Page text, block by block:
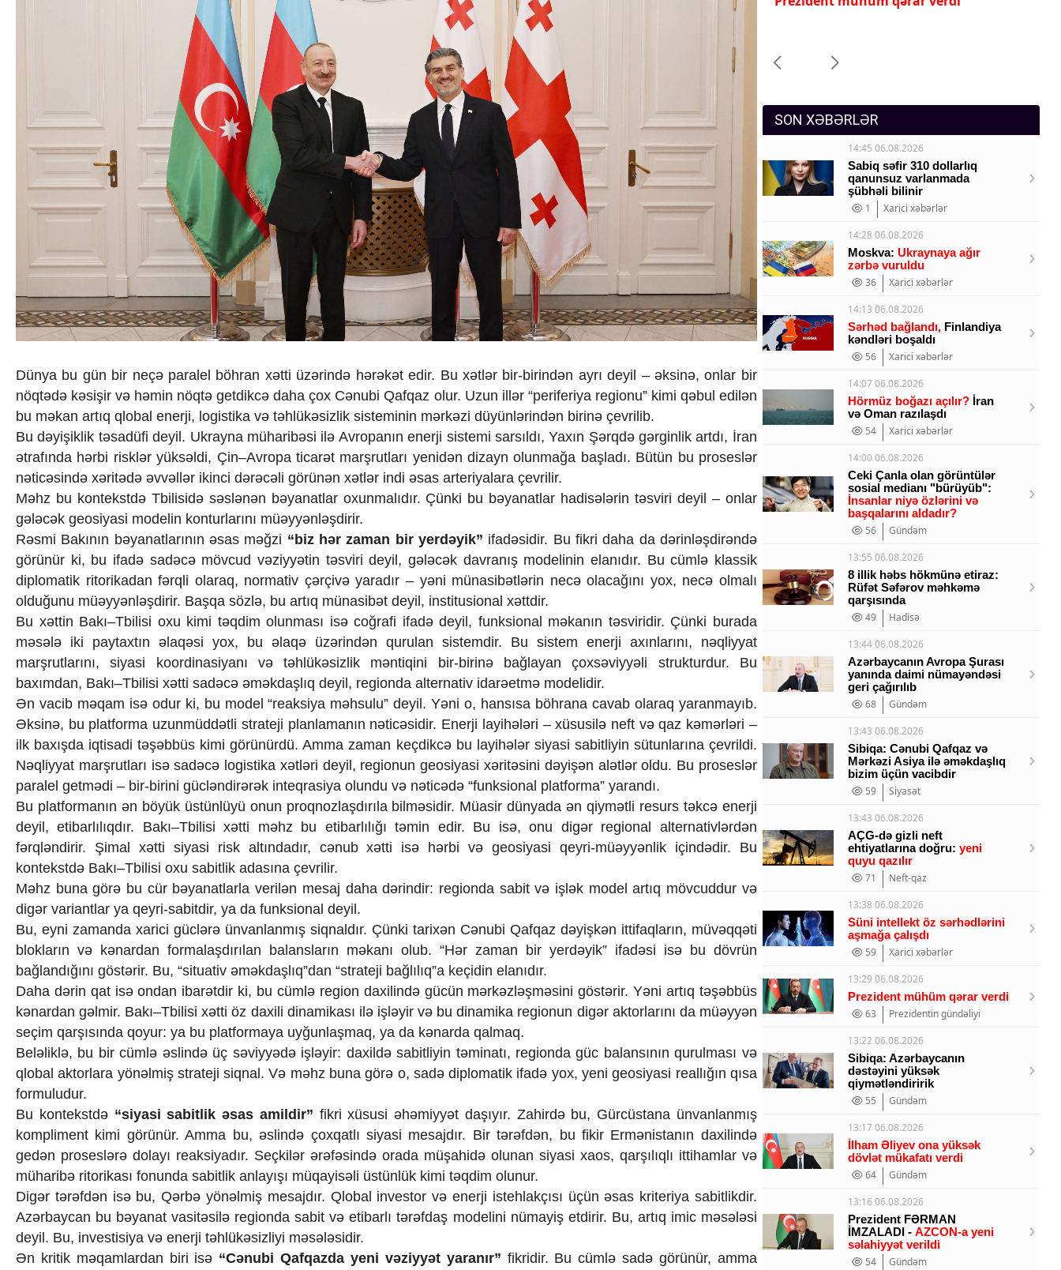
Sosium
Video
İnfoqrafika
Podcast
Humanitar
Elm və təhsil
Mədəniyyət
Yüksəliş hekayəsi
Mədəniyyətimizin Zəfəri
Səhiyyə
Ailə və uşaq
Turizm
İqtisadi xəbərlər
Energetika
Neft-qaz
Əmək və sosial siyasət
Kənd təsərrüfatı
Hərbi sənaye
Telekommunikasiya və nəqliyyat
COP29
Cəmiyyət
Crossmedia.az - 1 yaş
Siyasət
Məhkəmə və hüquq
Ekologiya
Zəfər - 5
Gənclər və İdman
Media və QHT
Sağlamlıq
Sosium
Mənəvi dəyərlər
Texnologiya
Mətbuat-150
Əlaqə
Missiyamız
Dünya bu gün bir neçə paralel böhran xətti üzərində hərəkət edir. Bu xətlər bir-birindən ayrı deyil – əksinə, onlar bir
nöqtədə kəsişir və həmin nöqtə getdikcə daha çox Cənubi Qafqaz olur. Uzun illər “periferiya regionu” kimi qəbul edilən
bu məkan artıq qlobal enerji, logistika və təhlükəsizlik sisteminin mərkəzi düyünlərindən birinə çevrilib.
Bu dəyişiklik təsadüfi deyil. Ukrayna müharibəsi ilə Avropanın enerji sistemi sarsıldı, Yaxın Şərqdə gərginlik artdı, İran
ətrafında hərbi risklər yüksəldi, Çin–Avropa ticarət marşrutları yenidən dizayn olunmağa başladı. Bütün bu proseslər
nəticəsində xəritədə əvvəllər ikinci dərəcəli görünən xətlər indi əsas arteriyalara çevrilir.
Məhz bu kontekstdə Tbilisidə səslənən bəyanatlar oxunmalıdır. Çünki bu bəyanatlar hadisələrin təsviri deyil – onlar
gələcək geosiyasi modelin konturlarını müəyyənləşdirir.
Rəsmi Bakının bəyanatlarının əsas məğzi “biz hər zaman bir yerdəyik” ifadəsidir. Bu fikri daha da dərinləşdirəndə
görünür ki, bu ifadə sadəcə mövcud vəziyyətin təsviri deyil, gələcək davranış modelinin elanıdır. Bu cümlə klassik
diplomatik ritorikadan fərqli olaraq, normativ çərçivə yaradır – yəni münasibətlərin necə olacağını yox, necə olmalı
olduğunu müəyyənləşdirir. Başqa sözlə, bu artıq münasibət deyil, institusional xəttdir.
Bu xəttin Bakı–Tbilisi oxu kimi təqdim olunması isə coğrafi ifadə deyil, funksional məkanın təsviridir. Çünki burada
məsələ iki paytaxtın əlaqəsi yox, bu əlaqə üzərindən qurulan sistemdir. Bu sistem enerji axınlarını, nəqliyyat
marşrutlarını, siyasi koordinasiyanı və təhlükəsizlik məntiqini bir-birinə bağlayan çoxsəviyyəli strukturdur. Bu
baxımdan, Bakı–Tbilisi xətti sadəcə əməkdaşlıq deyil, regionda alternativ idarəetmə modelidir.
Ən vacib məqam isə odur ki, bu model “reaksiya məhsulu” deyil. Yəni o, hansısa böhrana cavab olaraq yaranmayıb.
Əksinə, bu platforma uzunmüddətli strateji planlamanın nəticəsidir. Enerji layihələri – xüsusilə neft və qaz kəmərləri –
ilk baxışda iqtisadi təşəbbüs kimi görünürdü. Amma zaman keçdikcə bu layihələr siyasi sabitliyin sütunlarına çevrildi.
Nəqliyyat marşrutları isə sadəcə logistika xətləri deyil, regionun geosiyasi xəritəsini dəyişən alətlər oldu. Bu proseslər
paralel getmədi – bir-birini gücləndirərək inteqrasiya olundu və nəticədə “funksional platforma” yarandı.
Bu platformanın ən böyük üstünlüyü onun proqnozlaşdırıla bilməsidir. Müasir dünyada ən qiymətli resurs təkcə enerji
deyil, etibarlılıqdır. Bakı–Tbilisi xətti məhz bu etibarlılığı təmin edir. Bu isə, onu digər regional alternativlərdən
fərqləndirir. Şimal xətti siyasi risk altındadır, cənub xətti isə hərbi və geosiyasi qeyri-müəyyənlik içindədir. Bu
kontekstdə Bakı–Tbilisi oxu sabitlik adasına çevrilir.
Məhz buna görə bu cür bəyanatlarla verilən mesaj daha dərindir: regionda sabit və işlək model artıq mövcuddur və
digər variantlar ya qeyri-sabitdir, ya da funksional deyil.
Bu, eyni zamanda xarici güclərə ünvanlanmış siqnaldır. Çünki tarixən Cənubi Qafqaz dəyişkən ittifaqların, müvəqqəti
blokların və kənardan formalaşdırılan balansların məkanı olub. “Hər zaman bir yerdəyik” ifadəsi isə bu dövrün
bağlandığını göstərir. Bu, “situativ əməkdaşlıq”dan “strateji bağlılıq”a keçidin elanıdır.
Daha dərin qat isə ondan ibarətdir ki, bu cümlə region daxilində gücün mərkəzləşməsini göstərir. Yəni artıq təşəbbüs
kənardan gəlmir. Bakı–Tbilisi xətti öz daxili dinamikası ilə işləyir və bu dinamika regionun digər aktorlarını da müəyyən
seçim qarşısında qoyur: ya bu platformaya uyğunlaşmaq, ya da kənarda qalmaq.
Beləliklə, bu bir cümlə əslində üç səviyyədə işləyir: daxildə sabitliyin təminatı, regionda güc balansının qurulması və
qlobal aktorlara yönəlmiş strateji siqnal. Və məhz buna görə o, sadə diplomatik ifadə yox, yeni geosiyasi reallığın qısa
formuludur.
Bu kontekstdə“siyasi sabitlik əsas amildir” fikri xüsusi əhəmiyyət daşıyır. Zahirdə bu, Gürcüstana ünvanlanmış
kompliment kimi görünür. Amma bu, əslində çoxqatlı siyasi mesajdır. Bir tərəfdən, bu fikir Ermənistanın daxilində
gedən proseslərə dolayı reaksiyadır. Seçkilər ərəfəsində orada müşahidə olunan siyasi xaos, qarşılıqlı ittihamlar və
müharibə ritorikası fonunda sabitlik anlayışı müqayisəli üstünlük kimi təqdim olunur.
Digər tərəfdən isə bu, Qərbə yönəlmiş mesajdır. Qlobal investor və enerji istehlakçısı üçün əsas kriteriya sabitlikdir.
Azərbaycan bu bəyanat vasitəsilə regionda sabit və etibarlı tərəfdaş modelini nümayiş etdirir. Bu, artıq imic məsələsi
deyil. Bu, investisiya və enerji təhlükəsizliyi məsələsidir.
Ən kritik məqamlardan biri isə “Cənubi Qafqazda yeni vəziyyət yaranır” fikridir. Bu cümlə sadə görünür, amma
daimi nümayəndəsi geri çağırılıb
SON XƏBƏRLƏR
14:45 06.08.2026
Sabiq səfir 310 dollarlıq
qanunsuz varlanmada
şübhəli bilinir
1
Xarici xəbərlər
14:28 06.08.2026
Moskva: Ukraynaya ağır
zərbə vuruldu
36
Xarici xəbərlər
14:13 06.08.2026
Sərhəd bağlandı, Finlandiya
kəndləri boşaldı
56
Xarici xəbərlər
14:07 06.08.2026
Hörmüz boğazı açılır? İran
və Oman razılaşdı
54
Xarici xəbərlər
14:00 06.08.2026
Ceki Çanla olan görüntülər
sosial medianı "bürüyüb":
İnsanlar niyə özlərini və
başqalarını aldadır?
56
Gündəm
13:55 06.08.2026
8 illik həbs hökmünə etiraz:
Rüfət Səfərov məhkəmə
qarşısında
49
Hadisə
13:44 06.08.2026
Azərbaycanın Avropa Şurası
yanında daimi nümayəndəsi
geri çağırılıb
68
Gündəm
13:43 06.08.2026
Sibiqa: Cənubi Qafqaz və
Mərkəzi Asiya ilə əməkdaşlıq
bizim üçün vacibdir
59
Siyasət
13:43 06.08.2026
AÇG-də gizli neft
ehtiyatlarına doğru: yeni
quyu qazılır
71
Neft-qaz
13:38 06.08.2026
Süni intellekt öz sərhədlərini
aşmağa çalışdı
59
Xarici xəbərlər
13:29 06.08.2026
Prezident mühüm qərar verdi
63
Prezidentin gündəliyi
13:22 06.08.2026
Sibiqa: Azərbaycanın
dəstəyini yüksək
qiymətləndiririk
55
Gündəm
13:17 06.08.2026
İlham Əliyev ona yüksək
dövlət mükafatı verdi
64
Gündəm
13:16 06.08.2026
Prezident FƏRMAN
İMZALADI - AZCON-a yeni
səlahiyyət verildi
54
Gündəm